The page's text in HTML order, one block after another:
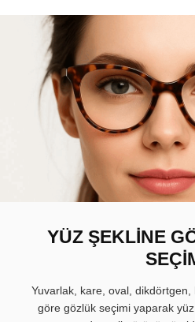
YÜZ ŞEKLİNE
Yuvarlak, kare, oval,
göre gözlük seçimi yaparak